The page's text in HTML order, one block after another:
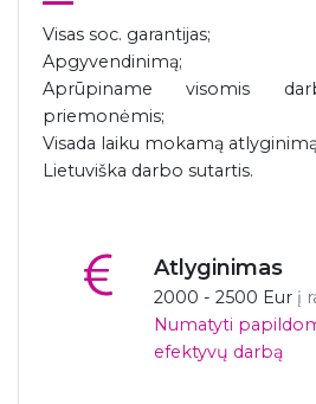
Visas soc. garantijas;
Apgyvendinimą;
Aprūpiname visomis
priemonėmis;
Visada laiku mokamą
Lietuviška darbo sutartis.
Atlyginimas
2000 - 2500 Eur į
Numatyti
efektyvų darbą